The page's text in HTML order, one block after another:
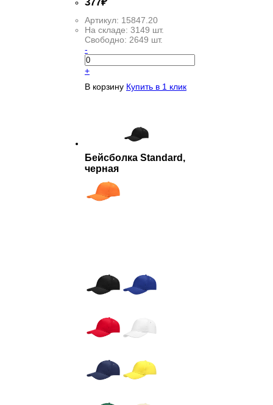
Артикул: 15847.20
На складе: 3149 шт.
Свободно: 2649 шт.
-
+
В корзину Купить в 1 клик
Бейсболка Standard,
черная